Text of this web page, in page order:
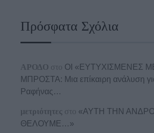
Πρόσφατα Σχόλια
ΑΡΟΔΟ στο ΟΙ «ΕΥΤΥΧΙΣΜΕΝΕΣ
ΜΠΡΟΣΤΑ: Μια επίκαιρη ανάλυση για
Ραφήνας…
μετριότητες στο «ΑΥΤΗ ΤΗΝ
ΘΕΛΟΥΜΕ…»